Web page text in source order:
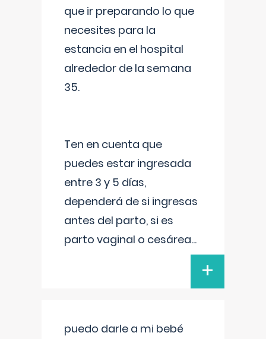
que ir preparando lo que
necesites para la
estancia en el hospital
alrededor de la semana
35.
Ten en cuenta que
puedes estar ingresada
entre 3 y 5 días,
dependerá de si ingresas
antes del parto, si es
parto vaginal o cesárea...
+
puedo darle a mi bebé